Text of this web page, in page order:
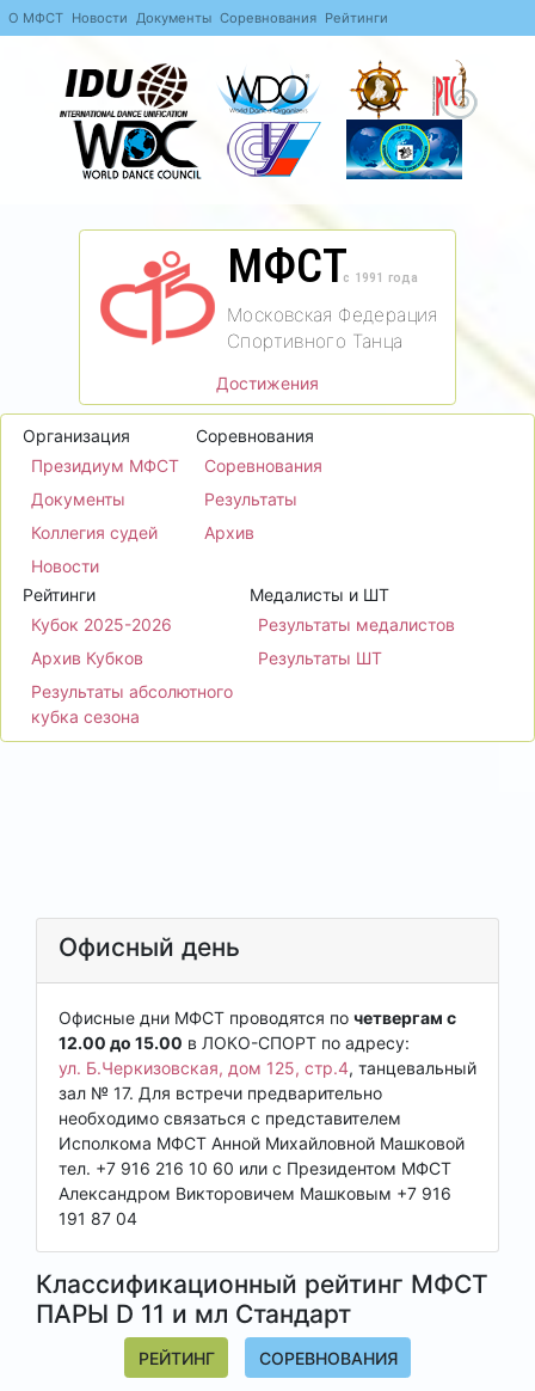
О МФСТ Новости Документы Соревнования Рейтинги
МФСТc 1991 года
Московская Федерация
Спортивного Танца
Достижения
Организация
Президиум МФСТ
Документы
Коллегия судей
Новости
Соревнования
Соревнования
Результаты
Архив
Рейтинги
Кубок 2025-2026
Архив Кубков
Результаты абсолютного
кубка сезона
Медалисты и ШТ
Результаты медалистов
Результаты ШТ
Классификационный рейтинг МФСТ
ПАРЫ D 11 и мл Стандарт
РЕЙТИНГ СОРЕВНОВАНИЯ
Офисный день
Офисные дни МФСТ проводятся по четвергам с
12.00 до 15.00 в ЛОКО-СПОРТ по адресу:
ул. Б.Черкизовская, дом 125, стр.4, танцевальный
зал № 17. Для встречи предварительно
необходимо связаться с представителем
Исполкома МФСТ Анной Михайловной Машковой
тел. +7 916 216 10 60 или с Президентом МФСТ
Александром Викторовичем Машковым +7 916
191 87 04